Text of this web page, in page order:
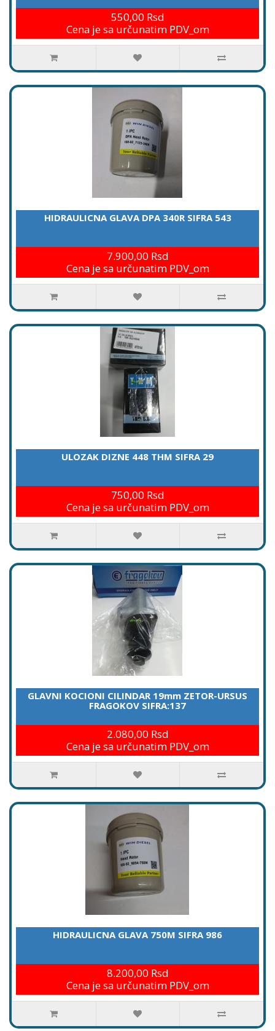
550,00 Rsd
Cena je sa určunatim PDV_om
HIDRAULICNA GLAVA DPA 340R SIFRA 543
7.900,00 Rsd
Cena je sa určunatim PDV_om
ULOZAK DIZNE 448 THM SIFRA 29
750,00 Rsd
Cena je sa určunatim PDV_om
GLAVNI KOCIONI CILINDAR 19mm ZETOR-URSUS
FRAGOKOV SIFRA:137
2.080,00 Rsd
Cena je sa určunatim PDV_om
HIDRAULICNA GLAVA 750M SIFRA 986
8.200,00 Rsd
Cena je sa určunatim PDV_om